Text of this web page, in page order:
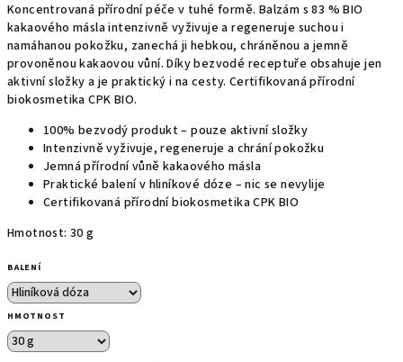
Koncentrovaná přírodní péče v tuhé formě. Balzám s 83 % BIO
kakaového másla intenzivně vyživuje a regeneruje suchou i
namáhanou pokožku, zanechá ji hebkou, chráněnou a jemně
provoněnou kakaovou vůní. Díky bezvodé receptuře obsahuje jen
aktivní složky a je praktický i na cesty. Certifikovaná přírodní
biokosmetika CPK BIO.
100% bezvodý produkt – pouze aktivní složky
Intenzivně vyživuje, regeneruje a chrání pokožku
Jemná přírodní vůně kakaového másla
Praktické balení v hliníkové dóze – nic se nevylije
Certifikovaná přírodní biokosmetika CPK BIO
Hmotnost: 30 g
BALENÍ
HMOTNOST